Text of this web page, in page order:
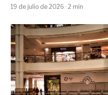
19 de julio de 2026 · 2 min